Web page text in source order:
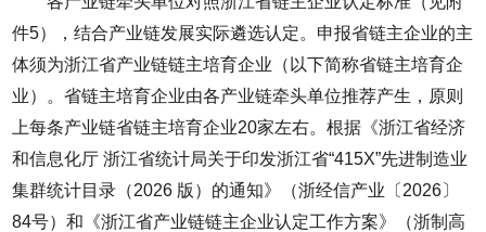
件5），结合产业链发展实际遴选认定。申报省链主企业的主
体须为浙江省产业链链主培育企业（以下简称省链主培育企
业）。省链主培育企业由各产业链牵头单位推荐产生，原则
上每条产业链省链主培育企业20家左右。根据《浙江省经济
和信息化厅 浙江省统计局关于印发浙江省“415X”先进制造业
集群统计目录（2026 版）的通知》（浙经信产业〔2026〕
84号）和《浙江省产业链链主企业认定工作方案》（浙制高